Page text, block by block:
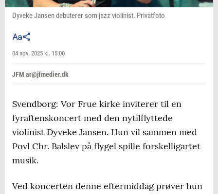
Dyveke Jansen debuterer som jazz violinist. Privatfoto
04 nov. 2025 kl. 15:00
JFM ar@jfmedier.dk
Svendborg: Vor Frue kirke inviterer til en
fyraftenskoncert med den nytilflyttede
violinist Dyveke Jansen. Hun vil sammen med
Povl Chr. Balslev på flygel spille forskelligartet
musik.
Ved koncerten denne eftermiddag prøver hun